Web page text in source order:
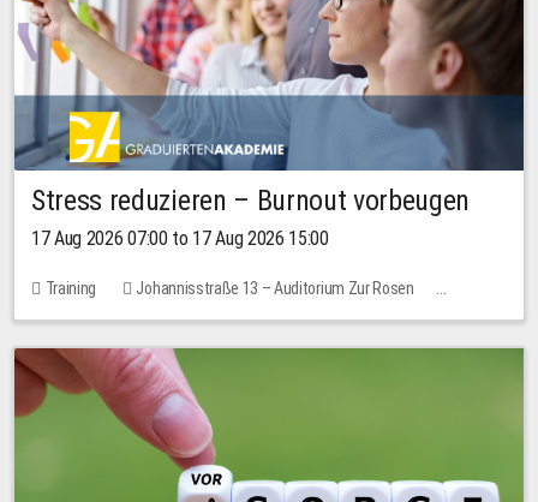
Stress reduzieren – Burnout vorbeugen
17 Aug 2026 07:00 to 17 Aug 2026 15:00
Training
Johannisstraße 13 – Auditorium Zur Rosen
1 place
10.00 EUR